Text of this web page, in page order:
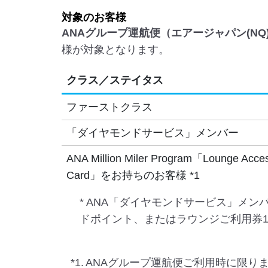
対象のお客様
ANAグループ運航便（エアージャパン
様が対象となります。
クラス／ステイタス
ファーストクラス
「ダイヤモンドサービス」メンバー
ANA Million Miler Program「Lounge
Card」をお持ちのお客様 *1
* ANA「ダイヤモンドサービス」メン
ドポイント、またはラウンジご利用
*1. ANAグループ運航便ご利用時に限り